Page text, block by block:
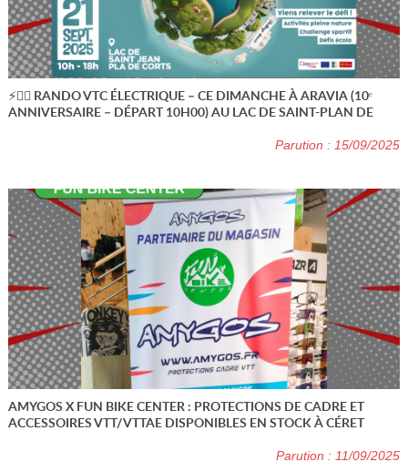
⚡🚴‍♂️ RANDO VTC ÉLECTRIQUE – CE DIMANCHE À ARAVIA (10ᵉ
ANNIVERSAIRE – DÉPART 10H00) AU LAC DE SAINT-PLAN DE
Parution : 15/09/2025
AMYGOS X FUN BIKE CENTER : PROTECTIONS DE CADRE ET
ACCESSOIRES VTT/VTTAE DISPONIBLES EN STOCK À CÉRET
Parution : 11/09/2025